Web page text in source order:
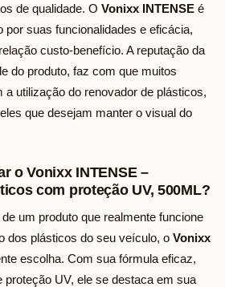
de qualidade. O Vonixx INTENSE é
por suas funcionalidades e eficácia,
custo-benefício. A reputação da
do produto, faz com que muitos
a utilização do renovador de plásticos,
que desejam manter o visual do
o Vonixx INTENSE –
com proteção UV, 500ML?
um produto que realmente funcione
dos plásticos do seu veículo, o Vonixx
escolha. Com sua fórmula eficaz,
proteção UV, ele se destaca em sua